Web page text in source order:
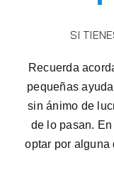
SI
Recuerda
pequeñas
sin ánimo de
de lo pasan.
optar por alguna